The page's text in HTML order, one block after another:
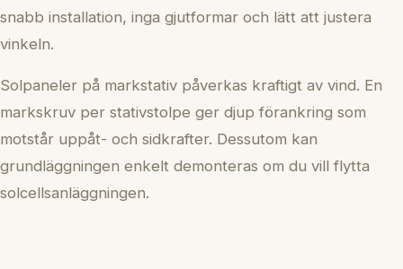
snabb installation, inga gjutformar och lätt att justera
vinkeln.
Solpaneler på markstativ påverkas kraftigt av vind. En
markskruv per stativstolpe ger djup förankring som
motstår uppåt- och sidkrafter. Dessutom kan
grundläggningen enkelt demonteras om du vill flytta
solcellsanläggningen.